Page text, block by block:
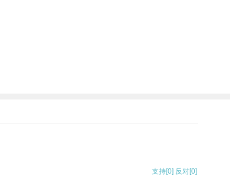
支持[0] 反对[0]